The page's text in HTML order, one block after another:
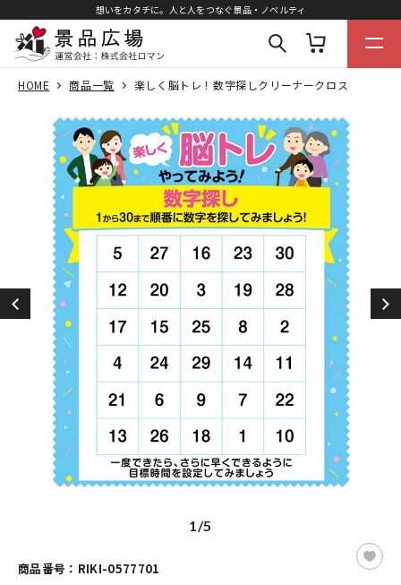
想いをカタチに。人と人をつなぐ景品・ノベルティ
HOME 商品一覧 楽しく脳トレ！数字探しクリーナークロス
1/5
商品番号：RIKI-0577701